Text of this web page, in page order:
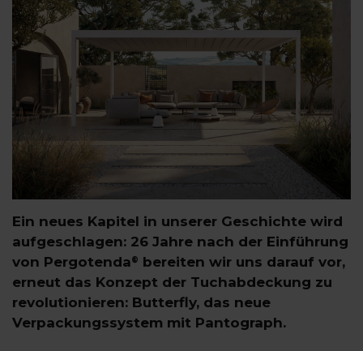
Ein neues Kapitel in unserer Geschichte wird
aufgeschlagen: 26 Jahre nach der Einführung
von Pergotenda® bereiten wir uns darauf vor,
erneut das Konzept der Tuchabdeckung zu
revolutionieren: Butterfly, das neue
Verpackungssystem mit Pantograph.